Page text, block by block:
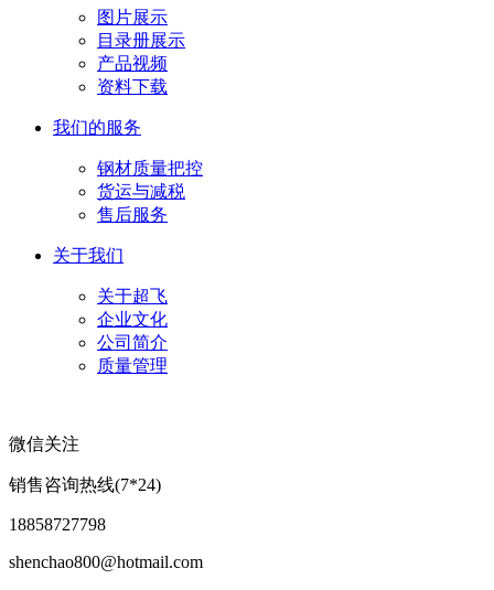
图片展示
目录册展示
产品视频
资料下载
我们的服务
钢材质量把控
货运与减税
售后服务
关于我们
关于超飞
企业文化
公司简介
质量管理
微信关注
销售咨询热线(7*24)
18858727798
shenchao800@hotmail.com